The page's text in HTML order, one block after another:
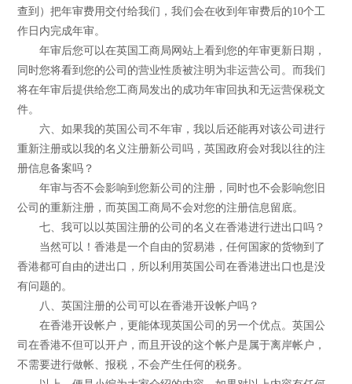
查到）把年审费用交付给我们，我们会在收到年审费后的10个工
作日内完成年审。
年审后您可以在英国工商局网站上看到您的年审更新日期，
同时您将看到您的公司的营业性质被注明为非运营公司。而我们
将在年审后提供给您工商局发出的成功年审回执和无运营保税文
件。
六、如果我的英国公司不年审，我以后还能再对该公司进行
重新注册或以我的名义注册新公司吗，英国政府会对我以往的注
册信息备案吗？
年审与否不会影响到您新公司的注册，同时也不会影响您旧
公司的重新注册，而英国工商局不会对您的注册信息留底。
七、我可以以英国注册的公司的名义在香港进行进出口吗？
当然可以！香港是一个自由的贸易港，任何国家的货物到了
香港都可自由的进出口，所以利用英国公司在香港进出口也是没
有问题的。
八、英国注册的公司可以在香港开设帐户吗？
在香港开设帐户，更能体现英国公司的另一个优点。英国公
司在香港不但可以开户，而且开设的这个帐户是属于离岸帐户，
不需要进行做帐、报税，不会产生任何的税务。